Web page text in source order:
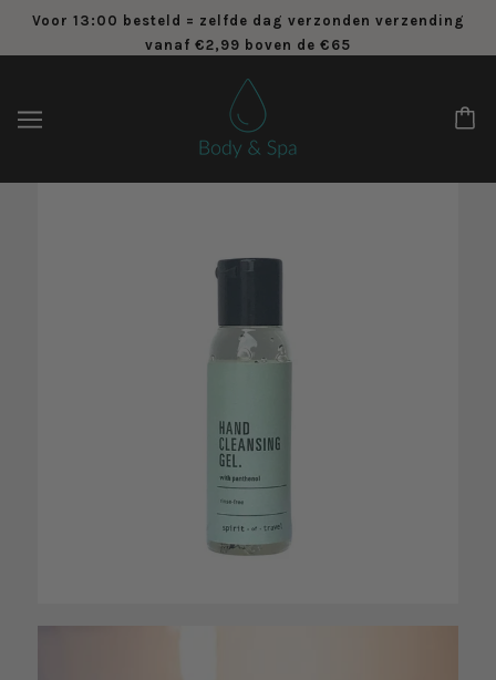
Voor 13:00 besteld = zelfde dag verzonden verzending
vanaf €2,99 boven de €65